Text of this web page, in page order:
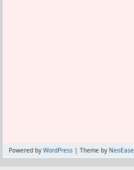
Powered by WordPress | Theme by NeoEase